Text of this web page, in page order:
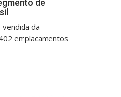
de
vendida da
emplacamentos